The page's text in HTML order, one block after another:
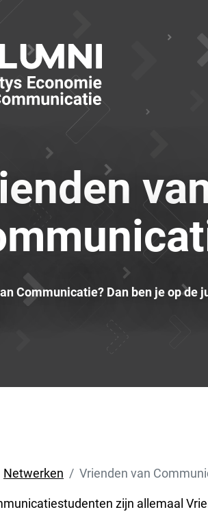
Communicatie? Dan ben je op de
Netwerken Vrienden van
zijn allemaal